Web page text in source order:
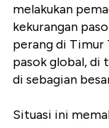
melakukan
kekurangan
perang di Timur
pasok global, di
di sebagian
Situasi ini